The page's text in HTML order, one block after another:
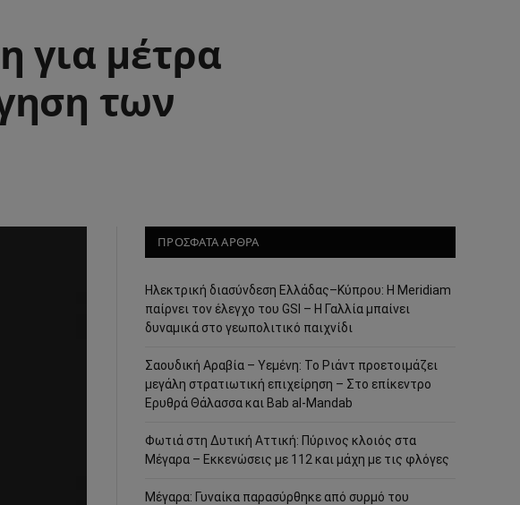
για μέτρα
των
ΠΡΟΣΦΑΤΑ ΑΡΘΡΑ
Ηλεκτρική διασύνδεση Ελλάδας–Κύπρου: Η Meridiam
παίρνει τον έλεγχο του GSI – Η Γαλλία μπαίνει
δυναμικά στο γεωπολιτικό παιχνίδι
Σαουδική Αραβία – Υεμένη: Το Ριάντ προετοιμάζει
μεγάλη στρατιωτική επιχείρηση – Στο επίκεντρο
Ερυθρά Θάλασσα και Bab al-Mandab
Φωτιά στη Δυτική Αττική: Πύρινος κλοιός στα
Μέγαρα – Εκκενώσεις με 112 και μάχη με τις φλόγες
Μέγαρα: Γυναίκα παρασύρθηκε από συρμό του